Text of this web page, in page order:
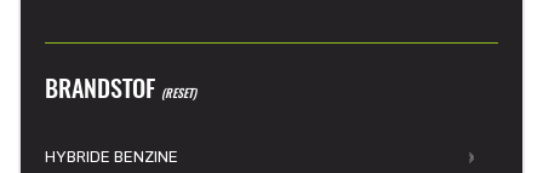
BRANDSTOF (RESET)
HYBRIDE BENZINE